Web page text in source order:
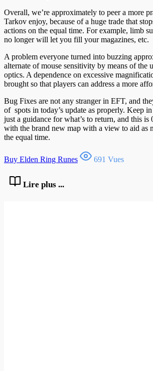
Overall, we’re approximately to peer a more
Tarkov enjoy, because of a huge trade that
actions on the equal time. For example, limb
no longer will let you fill your magazines, etc.
A problem everyone turned into buzzing
alternate of mouse sensitivity by means of the
optics. A dependence on excessive
brought so that players can address a more
Bug Fixes are not any stranger in EFT, and
of spots in today’s update as properly. Keep
just a guidance for what’s to return, and this
with the brand new map with a view to aid as
the equal time.
Buy Elden Ring Runes 691 Vues
Lire plus ...